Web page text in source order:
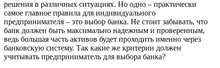
решения в различных ситуациях. Но одно – практически
самое главное правила для индивидуального
предпринимателя – это выбор банка. Не стоит забывать, что
банк должен быть максимально надежным и проверенным,
ведь большая часть активов будет проходить именно через
банковскую систему. Так какие же критерии должен
учитывать предприниматель для выбора банка?